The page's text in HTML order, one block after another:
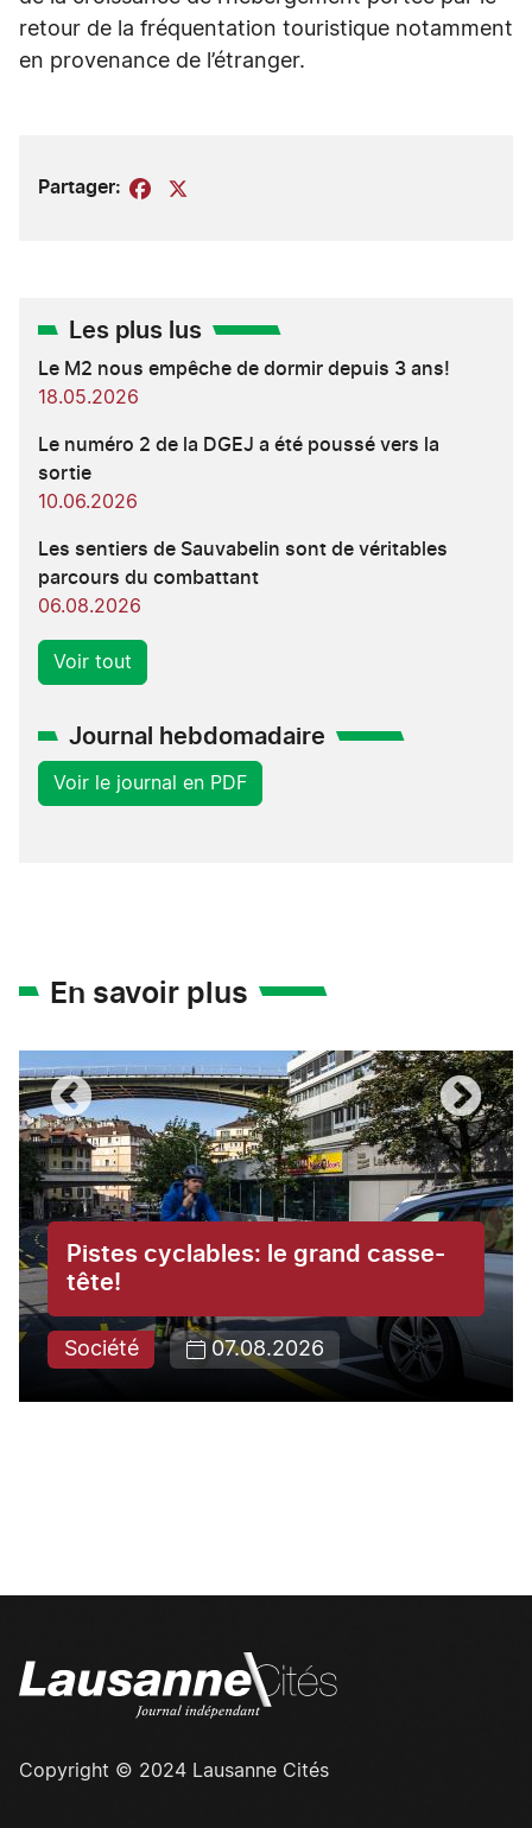
retour de la fréquentation touristique notamment
en provenance de l’étranger.
Partager: Facebook
Les plus lus
Le M2 nous empêche de dormir depuis 3 ans!
18.05.2026
Le numéro 2 de la DGEJ a été poussé vers la
sortie
10.06.2026
Les sentiers de Sauvabelin sont de véritables
parcours du combattant
06.08.2026
Voir tout
Journal hebdomadaire
Voir le journal en PDF
En savoir plus
Pistes cyclables: le grand casse-
tête!
Société 07.08.2026
Copyright © 2024 Lausanne Cités